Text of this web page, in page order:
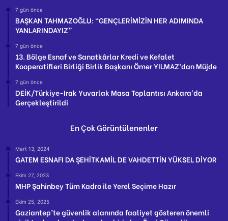
7 gün önce
BAŞKAN TAHMAZOĞLU: “GENÇLERİMİZİN HER ADIMINDA
YANLARINDAYIZ”
7 gün önce
13. Bölge Esnaf ve Sanatkârlar Kredi ve Kefalet
Kooperatifleri Birliği Birlik Başkanı Ömer YILMAZ’dan Müjde
7 gün önce
DEİK/Türkiye-Irak Yuvarlak Masa Toplantısı Ankara’da
Gerçekleştirildi
En Çok Görüntülenenler
Mart 13, 2024
GATEM ESNAFI DA ŞEHİTKAMİL DE VAHDETTİN YÜKSEL DİYOR
Ekim 27, 2023
MHP Şahinbey Tüm Kadro ile Yerel Seçime Hazır
Ekim 25, 2025
Gaziantep’te güvenlik alanında faaliyet gösteren önemli